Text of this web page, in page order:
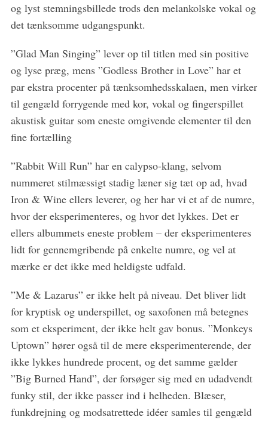
og lyst stemningsbillede trods den melankolske vokal og
det tænksomme udgangspunkt.
”Glad Man Singing” lever op til titlen med sin positive
og lyse præg, mens ”Godless Brother in Love” har et
par ekstra procenter på tænksomhedsskalaen, men virker
til gengæld forrygende med kor, vokal og fingerspillet
akustisk guitar som eneste omgivende elementer til den
fine fortælling
”Rabbit Will Run” har en calypso-klang, selvom
nummeret stilmæssigt stadig læner sig tæt op ad, hvad
Iron & Wine ellers leverer, og her har vi et af de numre,
hvor der eksperimenteres, og hvor det lykkes. Det er
ellers albummets eneste problem – der eksperimenteres
lidt for gennemgribende på enkelte numre, og vel at
mærke er det ikke med heldigste udfald.
”Me & Lazarus” er ikke helt på niveau. Det bliver lidt
for kryptisk og underspillet, og saxofonen må betegnes
som et eksperiment, der ikke helt gav bonus. ”Monkeys
Uptown” hører også til de mere eksperimenterende, der
ikke lykkes hundrede procent, og det samme gælder
”Big Burned Hand”, der forsøger sig med en udadvendt
funky stil, der ikke passer ind i helheden. Blæser,
funkdrejning og modsatrettede idéer samles til gengæld